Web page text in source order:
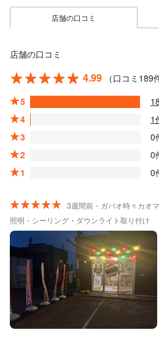
店舗の口コミ
店舗の口コミ
4.99
（口コミ189
5
4
1
3
0
2
0
1
0
3週間前・ガパオ時々カオ
照明・シーリング・ダウンライト取り付け